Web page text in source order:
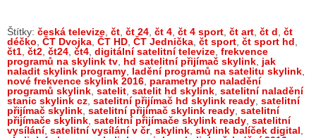
Štítky: česká televize čt čt 24 čt 4 čt 4 sport čt art čt d čt
déčko ČT Dvojka ČT HD ČT Jednička čt sport čt sport hd
čt1 čt2 čt24 čt4 digitální satelitní televize frekvence
programů na skylink tv hd satelitní přijímač skylink jak
naladit skylink programy ladění programů na satelitu skylink
nové frekvence skylink 2016 parametry pro naladění
programů skylink satelit satelit hd skylink satelitní naladění
stanic skylink cz satelitní přijímač hd skylink ready satelitní
přijímač skylink satelitní přijímač skylink ready satelitní
přijímače skylink satelitní přijímače skylink ready satelitní
vysílání, satelitní vysílání v čr, skylink skylink balíček digital